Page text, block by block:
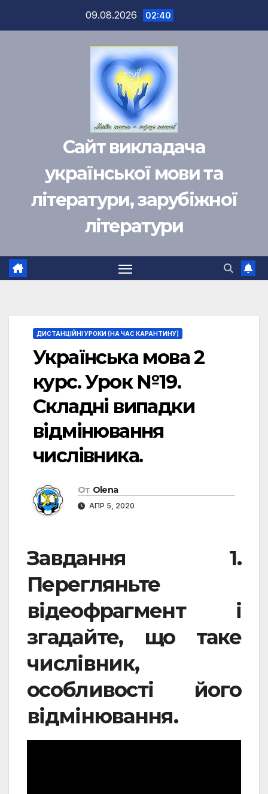
09.08.2026 02:40
Сайт викладача
української мови та
літератури, зарубіжної
літератури
ДИСТАНЦІЙНІ УРОКИ (НА ЧАС КАРАНТИНУ)
Українська мова 2
курс. Урок №19.
Складні випадки
відмінювання
числівника.
От Olena
АПР 5, 2020
Завдання 1.
Перегляньте
відеофрагмент і
згадайте, що таке
числівник,
особливості його
відмінювання.